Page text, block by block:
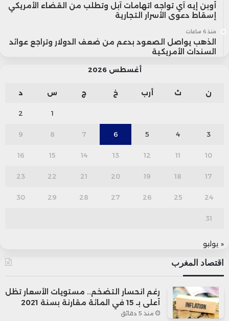
أوبن إيه آي تواجه اتهامات آبل وتطلب من القضاء الأمريكي
إسقاط دعوى الأسرار التجارية
منذ 6 ساعات
الذهب يواصل الصعود بدعم من ضعف الدولار وتراجع عوائد
السندات الأمريكية
أغسطس 2026
ن ث أرب خ ج س د
1
2
3
4
5
6
7
8
9
10
11
12
13
14
15
16
17
18
19
20
21
22
23
24
25
26
27
28
29
30
31
« يوليو
اقتصاد المغرب
رغم انحسار التضخم.. مستويات الأسعار تظل
أعلى بـ 15 في المائة مقارنة بسنة 2021
منذ 5 دقائق